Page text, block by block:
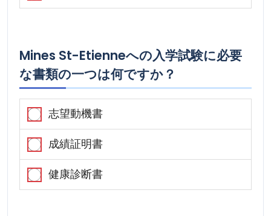
Mines St-Etienneへの入学試験に必要
な書類の一つは何ですか？
志望動機書
成績証明書
健康診断書